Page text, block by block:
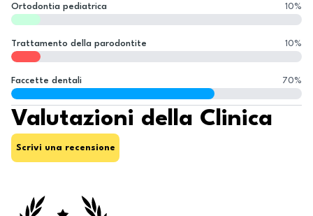
Ortodontia pediatrica 10%
Trattamento della parodontite 10%
Faccette dentali 70%
Valutazioni della Clinica
Scrivi una recensione